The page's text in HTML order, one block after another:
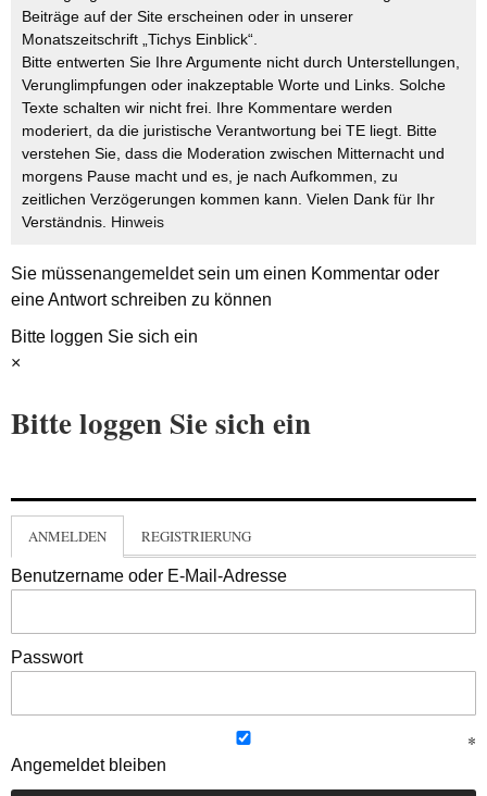
Beiträge auf der Site erscheinen oder in unserer
Monatszeitschrift „Tichys Einblick“.
Bitte entwerten Sie Ihre Argumente nicht durch Unterstellungen,
Verunglimpfungen oder inakzeptable Worte und Links. Solche
Texte schalten wir nicht frei. Ihre Kommentare werden
moderiert, da die juristische Verantwortung bei TE liegt. Bitte
verstehen Sie, dass die Moderation zwischen Mitternacht und
morgens Pause macht und es, je nach Aufkommen, zu
zeitlichen Verzögerungen kommen kann. Vielen Dank für Ihr
Verständnis. Hinweis
Sie müssenangemeldetsein um einen Kommentar oder
eine Antwort schreiben zu können
Bitte loggen Sie sich ein
×
Bitte loggen Sie sich ein
ANMELDEN REGISTRIERUNG
Benutzername oder E-Mail-Adresse
Passwort
Angemeldet bleiben